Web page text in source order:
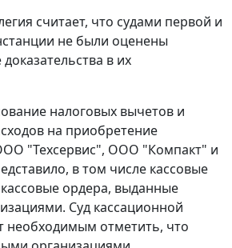
считает, что судами первой и
не были оценены
в их
налоговых вычетов и
на приобретение
"Техсервис", ООО "Компакт" и
в том числе кассовые
ордера, выданные
Суд кассационной
необходимым отметить, что